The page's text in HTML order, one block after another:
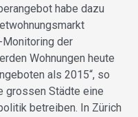
habe dazu
Monitoring der
Wohnungen heute
als 2015“, so
grossen Städte eine
betreiben. In Zürich